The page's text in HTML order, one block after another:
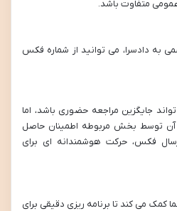
متفاوت باشد.
به دادسرا، می توانید از شماره فکس
جایگزین مراجعه حضوری باشد، اما
آن توسط بخش مربوطه اطمینان حاصل
فکس، حرکت هوشمندانه ای برای
کمک می کند تا برنامه ریزی دقیقی برای